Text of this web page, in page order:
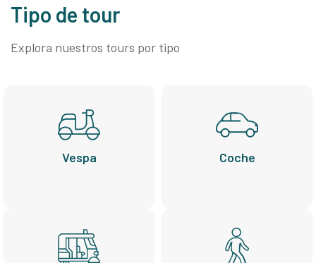
Tipo de tour
Explora nuestros tours por tipo
Vespa Coche